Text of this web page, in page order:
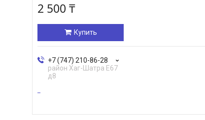
2 500 ₸
Купить
+7 (747) 210-86-28
район Хаг-Шатра Е67
д8